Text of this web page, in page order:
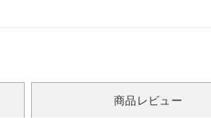
商品レビュー